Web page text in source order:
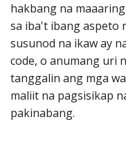
hakbang na
sa iba't ibang aspeto
susunod na ikaw ay
code, o anumang uri
tanggalin ang mga
maliit na pagsisikap
pakinabang.